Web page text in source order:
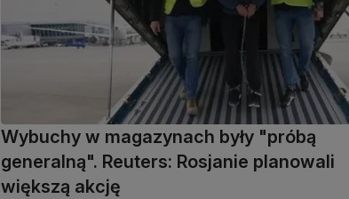
Wybuchy w magazynach były "próbą
generalną". Reuters: Rosjanie planowali
większą akcję